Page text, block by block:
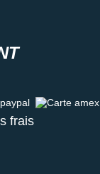
Carte amex
frais